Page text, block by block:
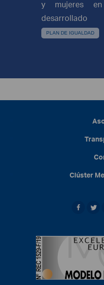
y mujeres
PLAN DE IGUALDAD
Clúster